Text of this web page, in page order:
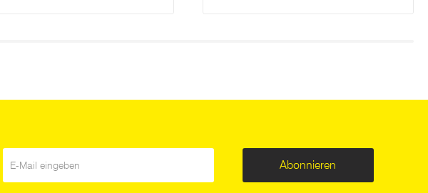
Abonnieren